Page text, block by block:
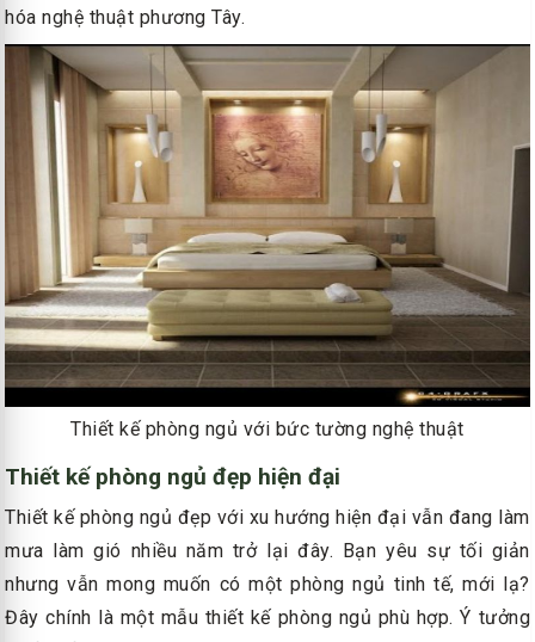
hóa nghệ thuật phương Tây.
Thiết kế phòng ngủ với bức tường nghệ thuật
Thiết kế phòng ngủ đẹp hiện đại
Thiết kế phòng ngủ đẹp với xu hướng hiện đại vẫn đang làm
mưa làm gió nhiều năm trở lại đây. Bạn yêu sự tối giản
nhưng vẫn mong muốn có một phòng ngủ tinh tế, mới lạ?
Đây chính là một mẫu thiết kế phòng ngủ phù hợp. Ý tưởng